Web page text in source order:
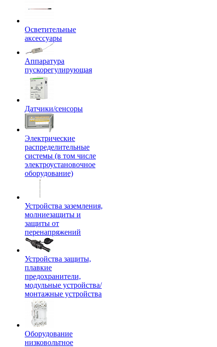
Осветительные
аксессуары
Аппаратура
пускорегулирующая
Датчики/сенсоры
Электрические
распределительные
системы (в том числе
электроустановочное
оборудование)
Устройства заземления,
молниезащиты и
защиты от
перенапряжений
Устройства защиты,
плавкие
предохранители,
модульные устройства/
монтажные устройства
Оборудование
низковольтное